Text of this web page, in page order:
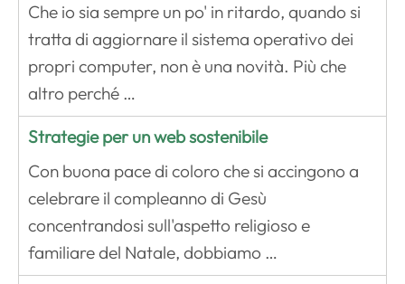
Che io sia sempre un po' in ritardo, quando si
tratta di aggiornare il sistema operativo dei
propri computer, non è una novità. Più che
altro perché …
Strategie per un web sostenibile
Con buona pace di coloro che si accingono a
celebrare il compleanno di Gesù
concentrandosi sull'aspetto religioso e
familiare del Natale, dobbiamo …